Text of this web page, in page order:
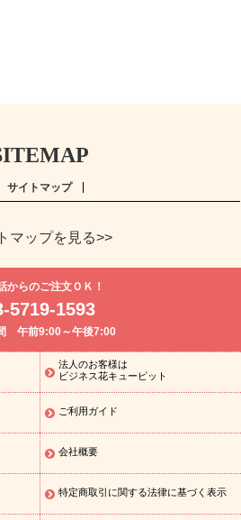
サイトマップ
マップを見る>>
誕生日フラワーギフト特集
悔やみの花
四十九日法要以降に贈る花
蘭・花鉢 プリザーブドフラワー
・プレゼント特集
お盆 花（新盆・初
お盆 花（新盆・初盆）
お盆 花（新盆・
ットギフト
お盆・お供え プリザーブ
・プレゼント特集
集
敬老の日におくる花ギフト・プレ
る花ギフト・プレゼント特集
老の日 花鉢植えのギフト・プレゼント
フト・プレゼント特集
敬老の日の花
からのご注文ＯＫ！
5719-1593
午前9:00～午後7:00
法人のお客様は
ビジネス花キューピット
ご利用ガイド
会社概要
特定商取引に関する法律に基づく表示